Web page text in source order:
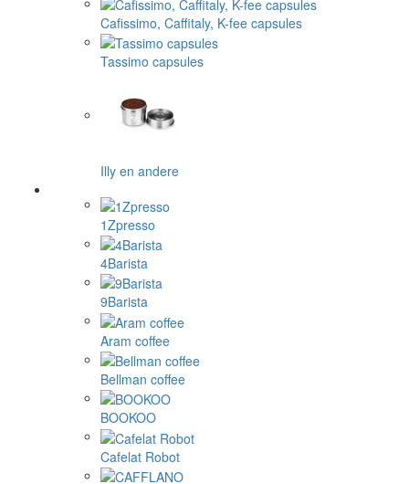
Cafissimo, Caffitaly, K-fee capsules
Tassimo capsules
Illy en andere
1Zpresso
4Barista
9Barista
Aram coffee
Bellman coffee
BOOKOO
Cafelat Robot